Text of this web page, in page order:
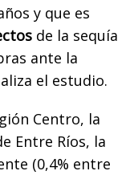
y que es
de la sequía
ante la
el estudio.
Centro, la
Entre Ríos, la
(0,4% entre